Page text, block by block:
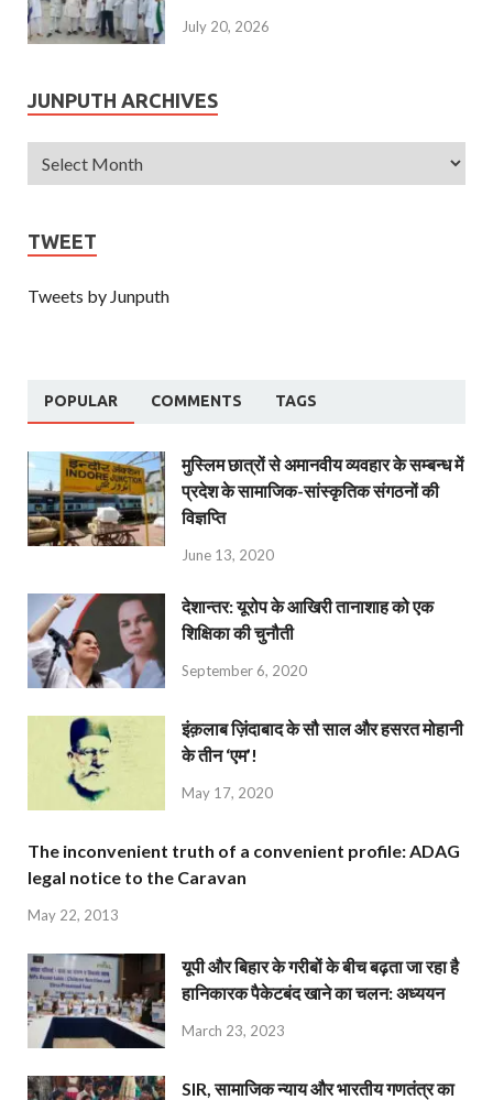
July 20, 2026
JUNPUTH ARCHIVES
TWEET
Tweets by Junputh
POPULAR COMMENTS TAGS
मुस्लिम छात्रों से अमानवीय व्यवहार के सम्बन्ध में
प्रदेश के सामाजिक-सांस्कृतिक संगठनों की
विज्ञप्ति
June 13, 2020
देशान्‍तर: यूरोप के आखिरी तानाशाह को एक
शिक्षिका की चुनौती
September 6, 2020
इंक़लाब ज़िंदाबाद के सौ साल और हसरत मोहानी
के तीन ‘एम’!
May 17, 2020
The inconvenient truth of a convenient profile: ADAG
legal notice to the Caravan
May 22, 2013
यूपी और बिहार के गरीबों के बीच बढ़ता जा रहा है
हानिकारक पैकेटबंद खाने का चलन: अध्ययन
March 23, 2023
SIR, सामाजिक न्याय और भारतीय गणतंत्र का